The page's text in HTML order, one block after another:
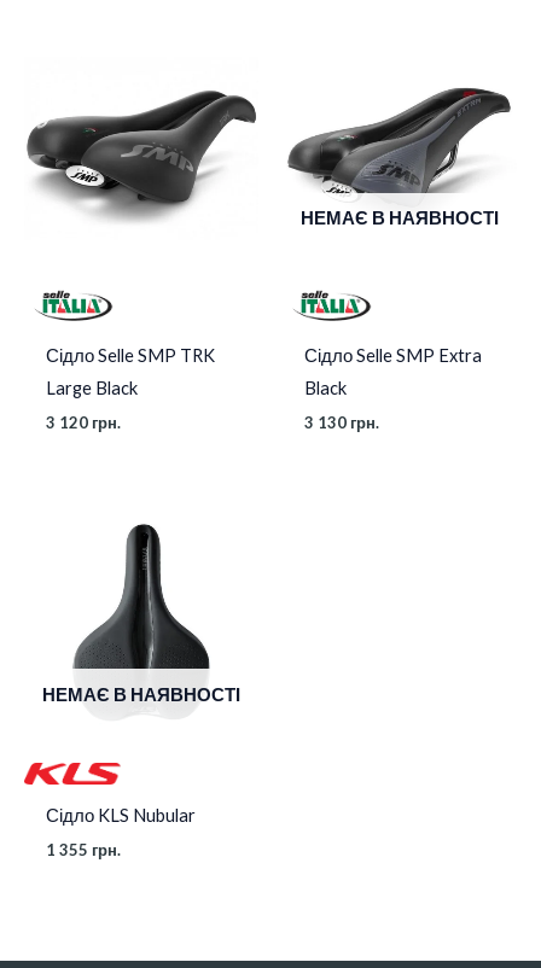
Сідло Selle SMP TRK
Large Black
3 120 грн.
НЕМАЄ В НАЯВНОСТІ
Сідло Selle SMP Extra
Black
3 130 грн.
НЕМАЄ В НАЯВНОСТІ
Сідло KLS Nubular
1 355 грн.